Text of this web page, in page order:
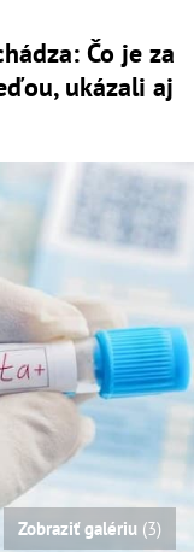
Čo je za
ukázali aj
Zobraziť galériu (3)